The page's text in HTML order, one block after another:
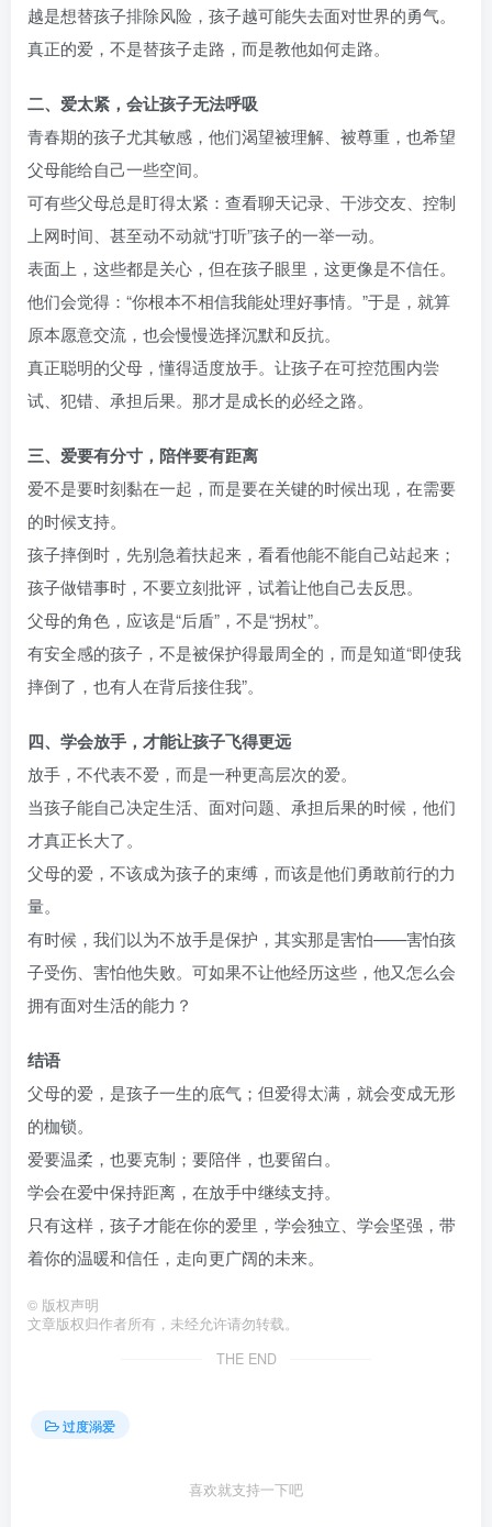
越是想替孩子排除风险，孩子越可能失去面对世界的勇气。
真正的爱，不是替孩子走路，而是教他如何走路。
二、爱太紧，会让孩子无法呼吸
青春期的孩子尤其敏感，他们渴望被理解、被尊重，也希望
父母能给自己一些空间。
可有些父母总是盯得太紧：查看聊天记录、干涉交友、控制
上网时间、甚至动不动就“打听”孩子的一举一动。
表面上，这些都是关心，但在孩子眼里，这更像是不信任。
他们会觉得：“你根本不相信我能处理好事情。”于是，就算
原本愿意交流，也会慢慢选择沉默和反抗。
真正聪明的父母，懂得适度放手。让孩子在可控范围内尝
试、犯错、承担后果。那才是成长的必经之路。
三、爱要有分寸，陪伴要有距离
爱不是要时刻黏在一起，而是要在关键的时候出现，在需要
的时候支持。
孩子摔倒时，先别急着扶起来，看看他能不能自己站起来；
孩子做错事时，不要立刻批评，试着让他自己去反思。
父母的角色，应该是“后盾”，不是“拐杖”。
有安全感的孩子，不是被保护得最周全的，而是知道“即使我
摔倒了，也有人在背后接住我”。
四、学会放手，才能让孩子飞得更远
放手，不代表不爱，而是一种更高层次的爱。
当孩子能自己决定生活、面对问题、承担后果的时候，他们
才真正长大了。
父母的爱，不该成为孩子的束缚，而该是他们勇敢前行的力
量。
有时候，我们以为不放手是保护，其实那是害怕——害怕孩
子受伤、害怕他失败。可如果不让他经历这些，他又怎么会
拥有面对生活的能力？
结语
父母的爱，是孩子一生的底气；但爱得太满，就会变成无形
的枷锁。
爱要温柔，也要克制；要陪伴，也要留白。
学会在爱中保持距离，在放手中继续支持。
只有这样，孩子才能在你的爱里，学会独立、学会坚强，带
着你的温暖和信任，走向更广阔的未来。
© 版权声明
文章版权归作者所有，未经允许请勿转载。
THE END
过度溺爱
喜欢就支持一下吧